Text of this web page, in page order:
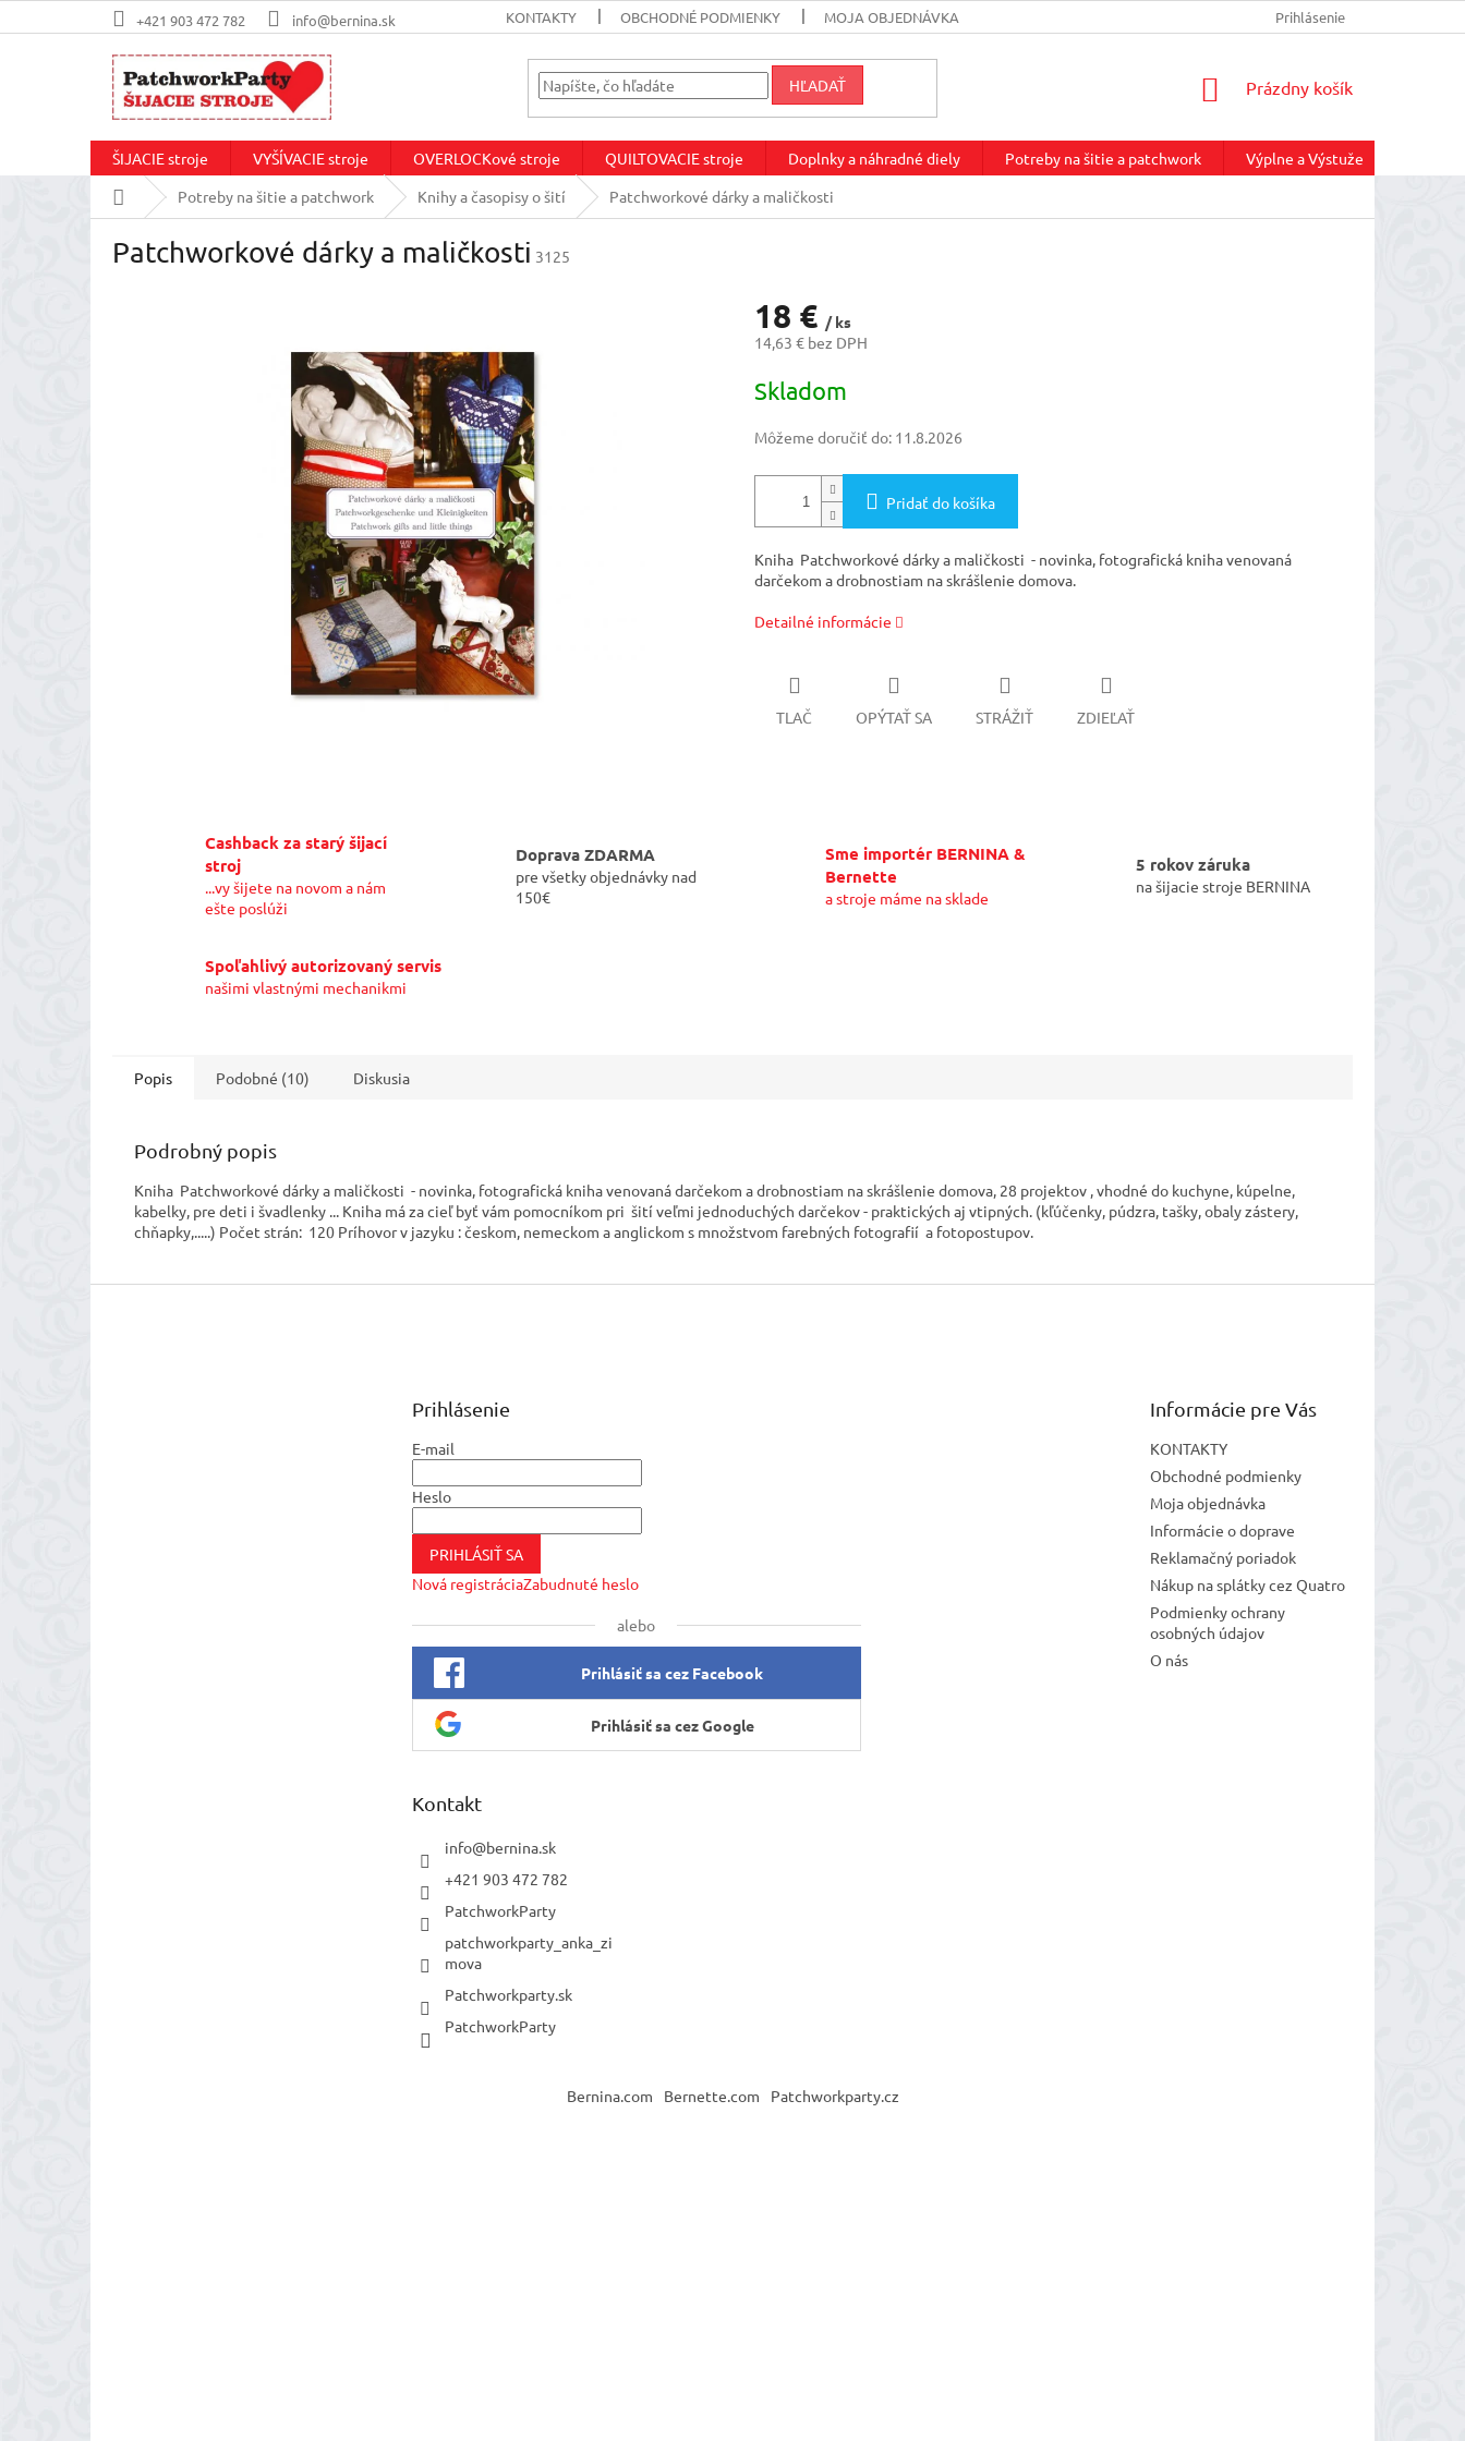
na
+421 903 472 782 info@bernina.sk KONTAKTY OBCHODNÉ PODMIENKY MOJA OBJEDNÁVKA REKLAMAČNÝ PORIADOK
Prihlásenie
HĽADAŤ
NÁKUPNÝ
Prázdny košík
ŠIJACIE stroje VYŠÍVACIE stroje OVERLOCKové stroje QUILTOVACIE stroje Doplnky a náhradné diely Potreby na šitie a patchwork Výplne a Výstuže
DomovPotreby na šitie a patchwork Knihy a časopisy o šití Patchworkové dárky a maličkosti
Patchworkové dárky a maličkosti 3125
18 € / ks
14,63 € bez DPH
cena:
Skladom
Môžeme doručiť do: 11.8.2026
Pridať do košíka
Kniha Patchworkové dárky a maličkosti - novinka, fotografická kniha venovaná
darčekom a drobnostiam na skrášlenie domova.
Detailné informácie
TLAČ OPÝTAŤ SA STRÁŽIŤ ZDIEĽAŤ
Cashback za starý šijací
stroj
...vy šijete na novom a nám
ešte poslúži
Doprava ZDARMA
pre všetky objednávky nad
150€
Sme importér BERNINA &
Bernette
a stroje máme na sklade
5 rokov záruka
na šijacie stroje BERNINA
Spoľahlivý autorizovaný servis
našimi vlastnými mechanikmi
Popis Podobné (10) Diskusia
Podrobný popis
Kniha Patchworkové dárky a maličkosti - novinka, fotografická kniha venovaná darčekom a drobnostiam na skrášlenie domova, 28 projektov , vhodné do kuchyne, kúpelne,
kabelky, pre deti i švadlenky ... Kniha má za cieľ byť vám pomocníkom pri šití veľmi jednoduchých darčekov - praktických aj vtipných. (kľúčenky, púdzra, tašky, obaly zástery,
chňapky,.....) Počet strán: 120 Príhovor v jazyku : českom, nemeckom a anglickom s množstvom farebných fotografií a fotopostupov.
Prihlásenie
E-mail
Heslo
PRIHLÁSIŤ SA
Nová registráciaZabudnuté heslo
alebo
Prihlásiť sa cez Facebook
Prihlásiť sa cez Google
Informácie pre Vás
KONTAKTY
Obchodné podmienky
Moja objednávka
Informácie o doprave
Reklamačný poriadok
Nákup na splátky cez Quatro
Podmienky ochrany
osobných údajov
O nás
Kontakt
info@bernina.sk
+421 903 472 782
PatchworkParty
patchworkparty_anka_zi
mova
Patchworkparty.sk
PatchworkParty
Bernina.com Bernette.com Patchworkparty.cz